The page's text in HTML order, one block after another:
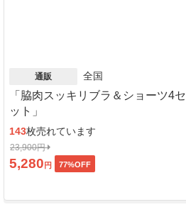
通販 全国
「脇肉スッキリブラ＆ショーツ4セ
ット」
143枚売れています
23,900円
5,280 円 77%OFF